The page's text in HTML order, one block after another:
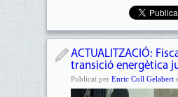
ACTUALITZACIÓ:
transició energètica
Publicat per Enric Coll Gelabert